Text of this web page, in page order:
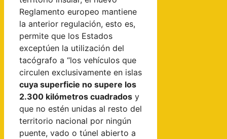
Reglamento europeo mantiene
la anterior regulación, esto es,
permite que los Estados
exceptúen la utilización del
tacógrafo a “los vehículos que
circulen exclusivamente en islas
cuya superficie no supere los
2.300 kilómetros cuadrados y
que no estén unidas al resto del
territorio nacional por ningún
puente, vado o túnel abierto a